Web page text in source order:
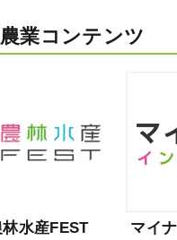
業コンテンツ
水産FEST
マイ